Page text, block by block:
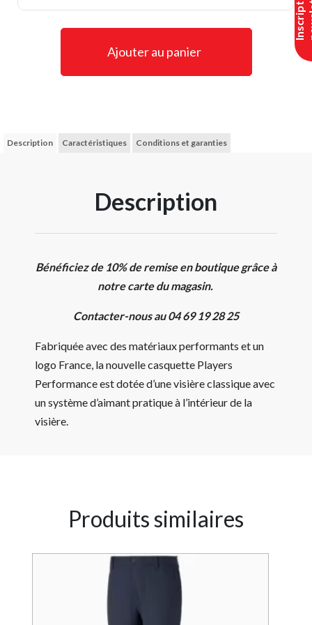
I
n
s
c
r
i
p
t
i
o
n
n
e
w
s
l
e
t
t
e
Ajouter au panier
Description Caractéristiques Conditions et garanties
Description
Bénéficiez de 10% de remise en boutique grâce à
notre carte du magasin.
Contacter-nous au 04 69 19 28 25
Fabriquée avec des matériaux performants et un
logo France, la nouvelle casquette Players
Performance est dotée d’une visière classique avec
un système d’aimant pratique à l’intérieur de la
visière.
Produits similaires